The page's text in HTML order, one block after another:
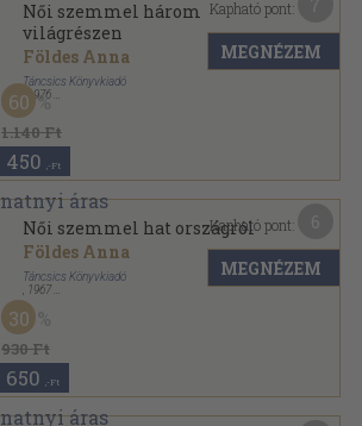
Női szemmel három
világrészen
Földes Anna
Táncsics Könyvkiadó
, 1976
Fűzött kemény papírkötés
1.140 Ft
60
450 ,-Ft
Kapható pont:
MEGNÉZEM
Női szemmel hat országról
Földes Anna
Táncsics Könyvkiadó
1967
Fűzött keménykötés
Nők Könyvespolca sorozat
930 Ft
30
650 ,-Ft
Kapható pont:
MEGNÉZEM